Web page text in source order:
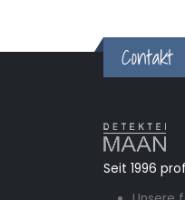
Contakt
Seit 1996